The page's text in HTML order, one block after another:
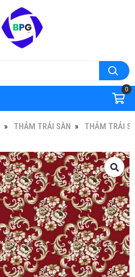
0
THẢM TRẢI SÀN THẢM TRẢI